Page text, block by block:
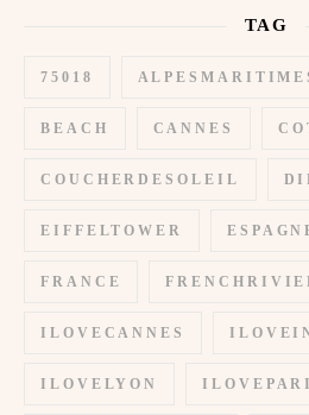
TAG
75018
BEACH CANNES
COUCHERDESOLEIL
EIFFELTOWER
FRANCE
ILOVECANNES
ILOVELYON